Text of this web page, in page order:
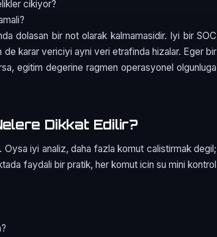
cikiyor?
dolasan bir not olarak kalmamasidir. Iyi bir SOC
karar vericiyi ayni veri etrafinda hizalar. Eger bir
egitim degerine ragmen operasyonel olgunluga
Dikkat Edilir?
iyi analiz, daha fazla komut calistirmak degil;
faydali bir pratik, her komut icin su mini kontrol